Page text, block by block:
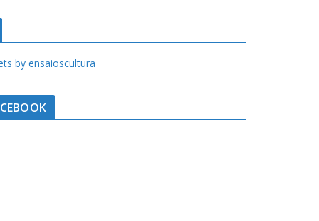
by ensaioscultura